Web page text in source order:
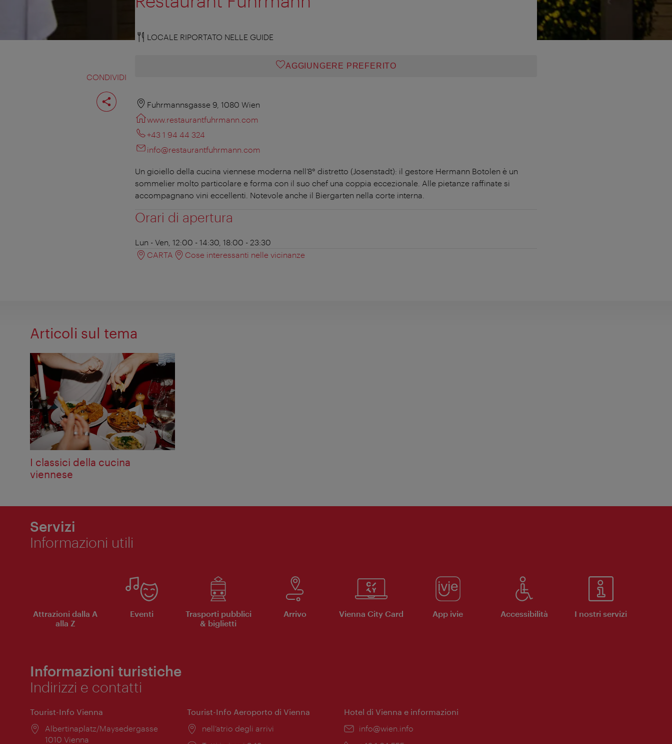
CONDIVIDI
Condividi
pagina
LOCALE RIPORTATO NELLE GUIDE
AGGIUNGERE PREFERITO
Fuhrmannsgasse 9, 1080 Wien
www.restaurantfuhrmann.com
+43 1 94 44 324
info@restaurantfuhrmann.com
Un gioiello della cucina viennese moderna nell’8° distretto (Josenstadt): il gestore Hermann Botolen è un
sommelier molto particolare e forma con il suo chef una coppia eccezionale. Alle pietanze raffinate si
accompagnano vini eccellenti. Notevole anche il Biergarten nella corte interna.
Orari di apertura
Lun - Ven, 12:00 - 14:30, 18:00 - 23:30
CARTA
Cose interessanti nelle vicinanze
Articoli sul tema
I classici della cucina
viennese
Servizi
Informazioni utili
Attrazioni dalla A
alla Z
Eventi
Trasporti pubblici
& biglietti
Arrivo Vienna City Card App ivie Accessibilità I nostri servizi
Informazioni turistiche
Indirizzi e contatti
Tourist-Info Vienna
Posizione:
Albertinaplatz/Maysedergasse
1010 Vienna
Tourist-Info Aeroporto di Vienna
Posizione:
nell’atrio degli arrivi
Hotel di Vienna e informazioni
Email:
info@wien.info